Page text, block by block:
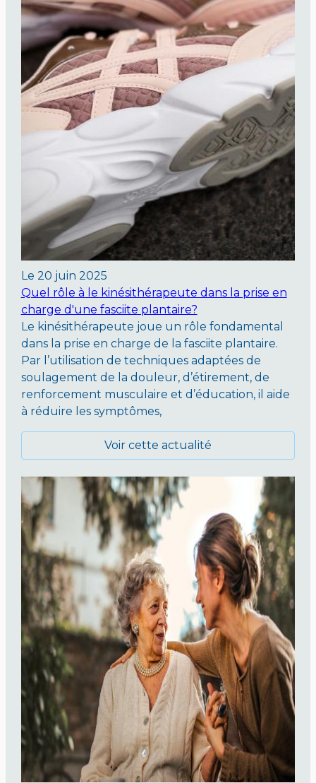
Le 20 juin 2025
Quel rôle à le kinésithérapeute dans la prise en
charge d'une fasciite plantaire?
Le kinésithérapeute joue un rôle fondamental
dans la prise en charge de la fasciite plantaire.
Par l’utilisation de techniques adaptées de
soulagement de la douleur, d’étirement, de
renforcement musculaire et d’éducation, il aide
à réduire les symptômes,
Voir cette actualité